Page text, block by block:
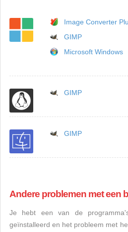
Image Converter
GIMP
Microsoft Windows
GIMP
GIMP
Andere problemen met een
Je hebt een van de
geïnstalleerd en het probleem met